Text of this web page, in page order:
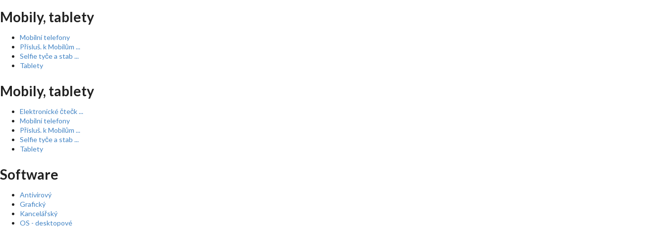
Mobily, tablety
Mobilní telefony
Přísluš. k Mobilům ...
Selfie tyče a stab ...
Tablety
Mobily, tablety
Elektronické čtečk ...
Mobilní telefony
Přísluš. k Mobilům ...
Selfie tyče a stab ...
Tablety
Software
Antivirový
Grafický
Kancelářský
OS - desktopové